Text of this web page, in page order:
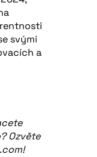
svými
a
Ozvěte